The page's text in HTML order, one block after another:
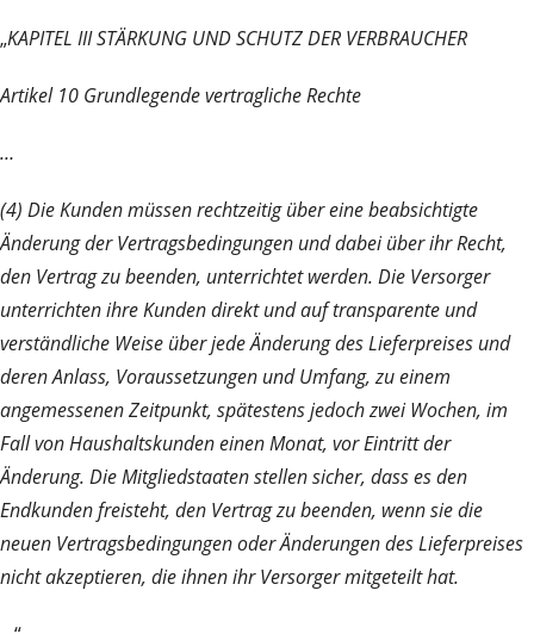
„KAPITEL III STÄRKUNG UND SCHUTZ DER VERBRAUCHER
Artikel 10 Grundlegende vertragliche Rechte
…
(4) Die Kunden müssen rechtzeitig über eine beabsichtigte
Änderung der Vertragsbedingungen und dabei über ihr Recht,
den Vertrag zu beenden, unterrichtet werden. Die Versorger
unterrichten ihre Kunden direkt und auf transparente und
verständliche Weise über jede Änderung des Lieferpreises und
deren Anlass, Voraussetzungen und Umfang, zu einem
angemessenen Zeitpunkt, spätestens jedoch zwei Wochen, im
Fall von Haushaltskunden einen Monat, vor Eintritt der
Änderung. Die Mitgliedstaaten stellen sicher, dasses den
Endkunden freisteht, den Vertrag zu beenden, wenn sie die
neuen Vertragsbedingungen oder Änderungen des Lieferpreises
nicht akzeptieren, die ihnen ihr Versorger mitgeteilt hat.